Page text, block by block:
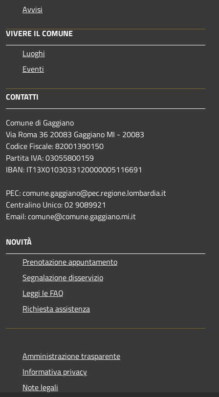
Avvisi
VIVERE IL COMUNE
Luoghi
Eventi
CONTATTI
Comune di Gaggiano
Via Roma 36 20083 Gaggiano MI - 20083
Codice Fiscale: 82001390150
Partita IVA: 03055800159
IBAN: IT13X0103033120000005116691
PEC: comune.gaggiano@pec.regione.lombardia.it
Centralino Unico: 02 9089921
Email: comune@comune.gaggiano.mi.it
NOVITÀ
Prenotazione appuntamento
Segnalazione disservizio
Leggi le FAQ
Richiesta assistenza
Amministrazione trasparente
Informativa privacy
Note legali